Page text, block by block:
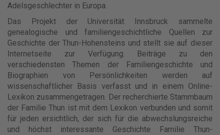
Adelsgeschlechter in Europa.
Das Projekt der Universität Innsbruck sammelte
genealogische und familiengeschichtliche Quellen zur
Geschichte der Thun-Hohensteins und stellt sie auf dieser
Internetseite zur Verfügung. Beiträge zu den
verschiedensten Themen der Familiengeschichte und
Biographien von Persönlichkeiten werden auf
wissenschaftlicher Basis verfasst und in einem Online-
Lexikon zusammengetragen. Der recherchierte Stammbaum
der Familie Thun ist mit dem Lexikon verbunden und somit
für jeden ersichtlich, der sich für die abwechslungsreiche
und höchst interessante Geschichte Familie Thun-